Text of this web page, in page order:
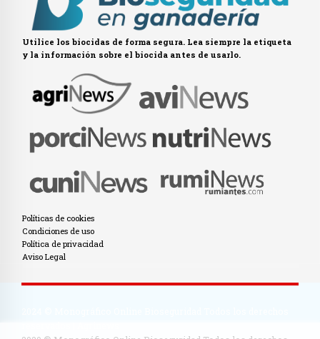
Utilice los biocidas de forma segura. Lea siempre la etiqueta
y la información sobre el biocida antes de usarlo.
Políticas de cookies
Condiciones de uso
Política de privacidad
Aviso Legal